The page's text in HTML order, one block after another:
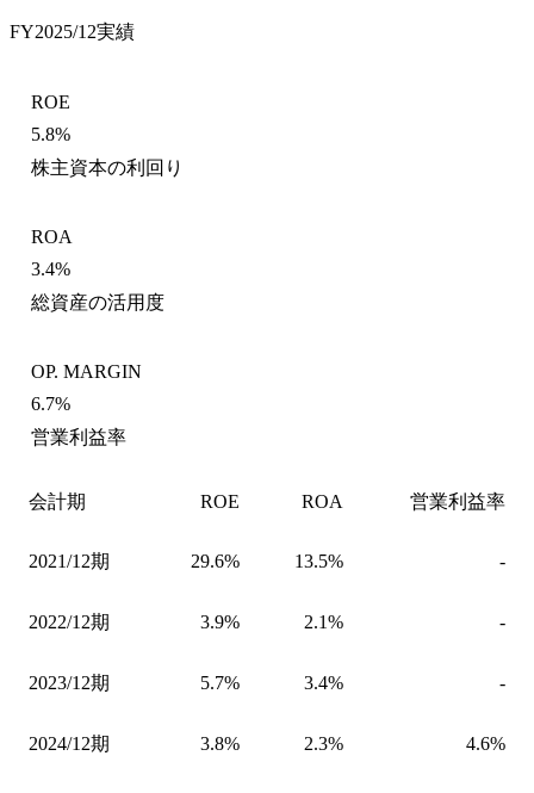
FY2025/12実績
ROE
5.8%
株主資本の利回り
ROA
3.4%
総資産の活用度
OP. MARGIN
6.7%
営業利益率
会計期 ROE ROA 営業利益率
2021/12期 29.6% 13.5% -
2022/12期 3.9% 2.1% -
2023/12期 5.7% 3.4% -
2024/12期 3.8% 2.3% 4.6%